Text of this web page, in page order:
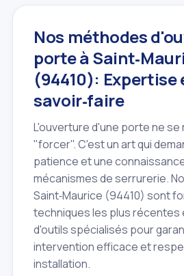
Nos méthodes
porte à
(94410): Expertise
savoir‑faire
L'ouverture d'une porte ne se
"forcer". C'est un art qui
patience et une
mécanismes de serrurerie.
Saint‑Maurice (94410) sont
techniques les plus
d'outils spécialisés pour
intervention efficace et
installation.